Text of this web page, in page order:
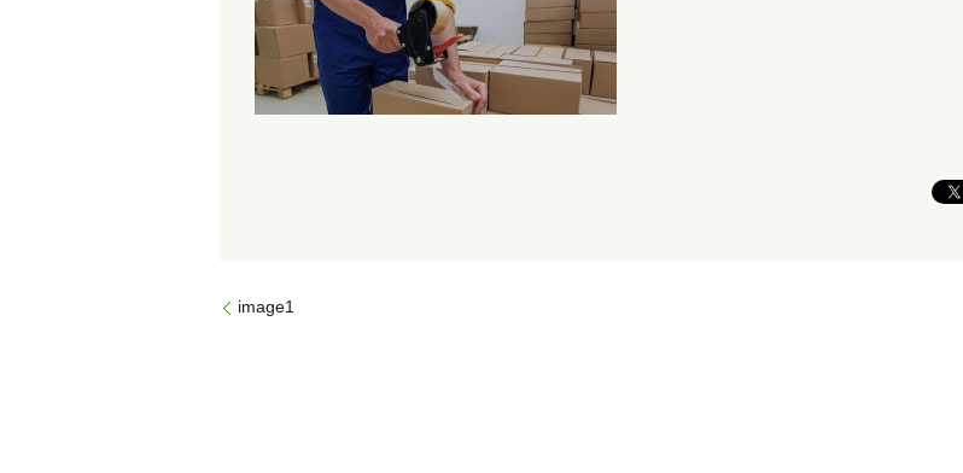
image1